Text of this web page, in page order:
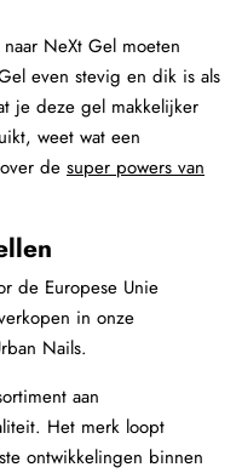
NeXt Gel moeten
even stevig en dik is als
je deze gel makkelijker
weet wat een
de super powers van
de Europese Unie
in onze
Nails.
aan
Het merk loopt
ontwikkelingen binnen